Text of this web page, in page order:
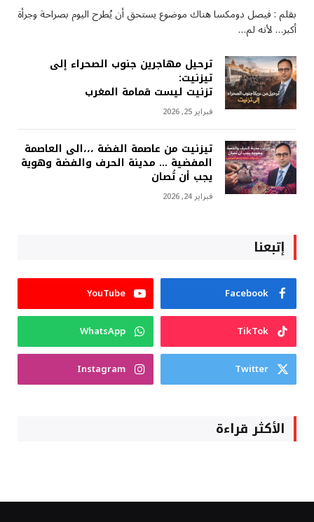
بقلم : فيصل دومكسا هناك موضوع يستحق أن يُطرح اليوم بصراحة وجرأة
أكبر… لأنه لم…
ترحيل مهاجرين جنوب الصحراء إلى
تيزنيت:
تزنيت ليست قمامة المغرب
فبراير 25, 2026
تيزنيت من عاصمة الفضة ،،،الى العاصمة
المفضية … مدينة الحرف والفضة وهوية
يجب أن تُصان
فبراير 24, 2026
إتبعنا
Facebook
YouTube
TikTok
WhatsApp
Twitter
Instagram
الأكثر قراءة